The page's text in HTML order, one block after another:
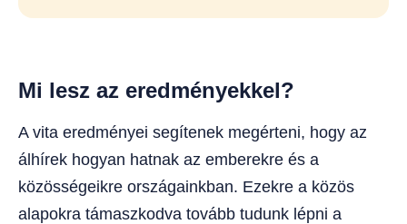
Mi lesz az eredményekkel?
A vita eredményei segítenek megérteni, hogy az
álhírek hogyan hatnak az emberekre és a
közösségeikre országainkban. Ezekre a közös
alapokra támaszkodva tovább tudunk lépni a